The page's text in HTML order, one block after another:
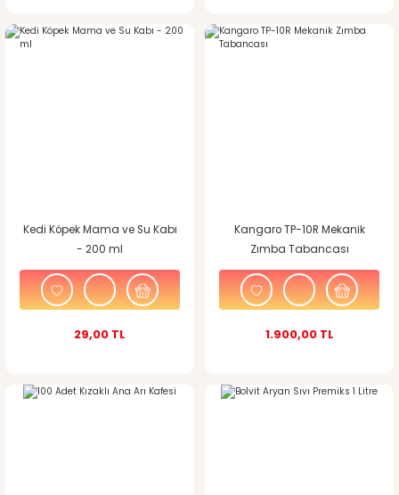
Kedi Köpek Mama ve Su Kabı
- 200 ml
29,00 TL
Kangaro TP-10R Mekanik
Zımba Tabancası
1.900,00 TL